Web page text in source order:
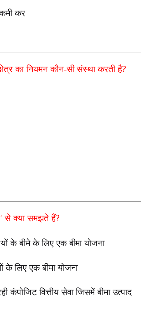
कमी कर
का नियमन कौन-सी संस्था करती है?
'से क्या समझते हैं?
के बीमे के लिए एक बीमा योजना
के लिए एक बीमा योजना
कंपोजिट वित्तीय सेवा जिसमें बीमा उत्पाद